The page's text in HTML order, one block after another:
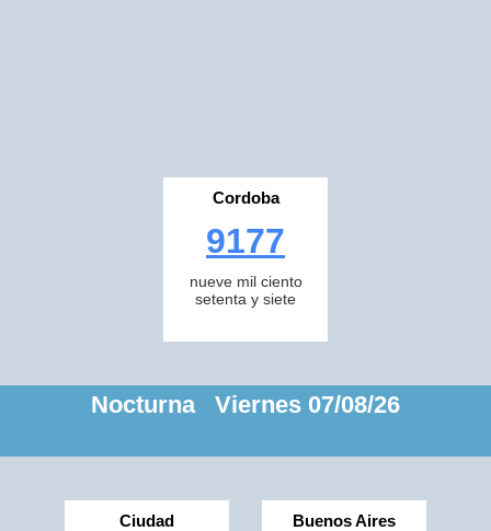
Cordoba
9177
nueve mil ciento
setenta y siete
Nocturna Viernes 07/08/26
Ciudad Buenos Aires